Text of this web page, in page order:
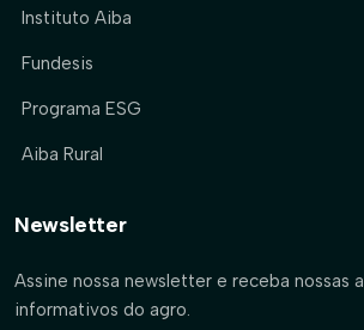
Instituto Aiba
Fundesis
Programa ESG
Aiba Rural
Newsletter
Assine nossa newsletter e receba nossas
informativos do agro.